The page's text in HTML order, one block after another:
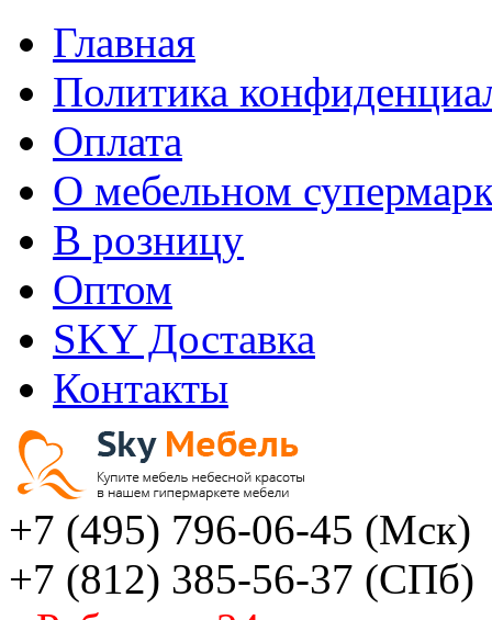
Главная
Политика
Оплата
О мебельном
В розницу
Оптом
SKY Доставка
Контакты
+7 (495) 796-06-45 (Мск)
+7 (812) 385-56-37 (СПб)